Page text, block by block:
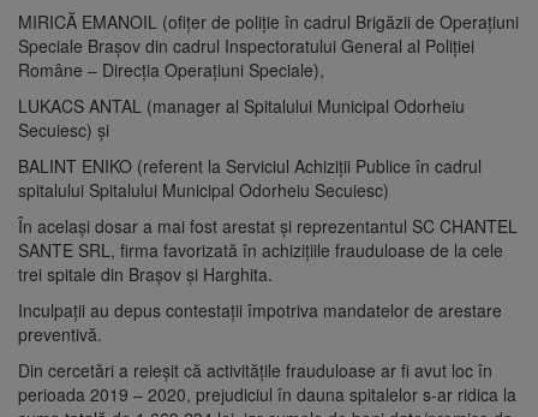
MIRICĂ EMANOIL (ofițer de poliție în cadrul Brigăzii de Operațiuni
Speciale Brașov din cadrul Inspectoratului General al Poliției
Române – Direcția Operațiuni Speciale),
LUKACS ANTAL (manager al Spitalului Municipal Odorheiu
Secuiesc) și
BALINT ENIKO (referent la Serviciul Achiziții Publice în cadrul
spitalului Spitalului Municipal Odorheiu Secuiesc)
În același dosar a mai fost arestat și reprezentantul SC CHANTEL
SANTE SRL, firma favorizată în achizițiile frauduloase de la cele
trei spitale din Brașov și Harghita.
Inculpații au depus contestații împotriva mandatelor de arestare
preventivă.
Din cercetări a reieșit că activitățile frauduloase ar fi avut loc în
perioada 2019 – 2020, prejudiciul în dauna spitalelor s-ar ridica la